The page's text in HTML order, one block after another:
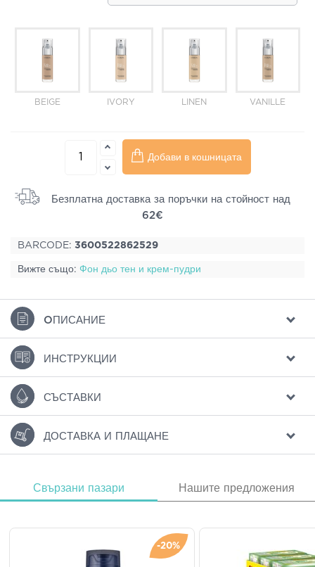
BEIGE IVORY LINEN VANILLE
Добави в кошницата
Безплатна доставка за поръчки на стойност над
62€
BARCODE: 3600522862529
Вижте също: Фон дьо тен и крем-пудри
ΟПИСАНИЕ
ИНСТРУКЦИИ
СЪСТАВКИ
ДОСТАВКА И ПЛАЩАНЕ
Свързани пазари Нашите предложения
-20%